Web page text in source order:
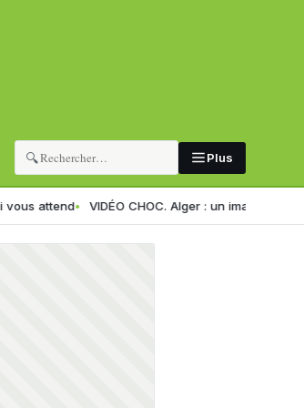
🔍 Plus
VIDÉO CHOC. Alger : un imam ciblé par des